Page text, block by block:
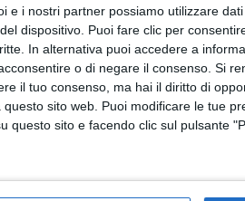
e i nostri partner possiamo utilizzare
dispositivo. Puoi fare clic per
In alternativa puoi accedere a
o di negare il consenso. Si
il tuo consenso, ma hai il diritto di
sito web. Puoi modificare le tue
questo sito e facendo clic sul pulsante
8 AGOSTO 2026
Latitanti del
arrestati, le
Massimiliano